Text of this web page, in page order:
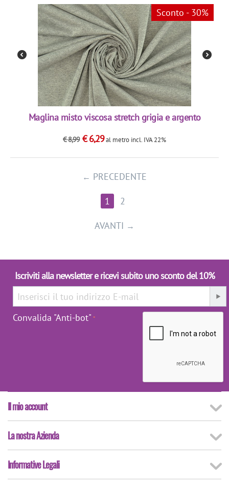
Sconto - 30%
Maglina misto viscosa stretch grigia e argento
€8,99 €6,29al metro incl. IVA 22%
PRECEDENTE
1 2
AVANTI
Iscriviti alla newsletter e ricevi subito uno sconto del 10%
Convalida "Anti-bot"
Il mio account
La nostra Azienda
Informative Legali